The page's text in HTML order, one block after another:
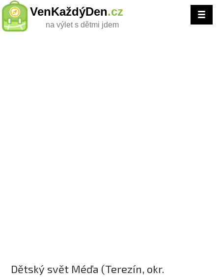
VenKaždýDen.cz
na výlet s dětmi jdem
Dětský svět Méďa (Terezín, okr.